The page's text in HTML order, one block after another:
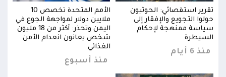
تقرير استقصائي: الحوثيون
حولوا التجويع والإفقار إلى
سياسة ممنهجة لإحكام
السيطرة
منذ 6 أيام
الأمم المتحدة تخصص 10
ملايين دولار لمواجهة الجوع في
اليمن وتحذر: أكثر من 18 مليون
شخص يعانون انعدام الأمن
الغذائي
منذ أسبوع